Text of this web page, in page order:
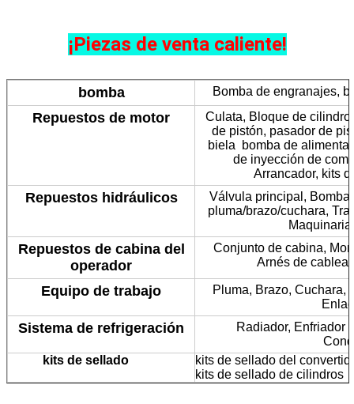
¡Piezas de venta caliente!
bomba Bomba de engranajes,
Repuestos de motor
Culata, Bloque de
de pistón, pasador de
biela bomba de
de inyección de
Arrancador, kits
Repuestos hidráulicos
Válvula principal,
pluma/brazo/cuchara,
Repuestos de cabina del
operador
Conjunto de cabina,
Arnés de
Equipo de trabajo
Pluma, Brazo, Cuchara,
Sistema de refrigeración
Radiador, Enfriador
kits de sellado
kits de sellado del
kits de sellado de cilindros